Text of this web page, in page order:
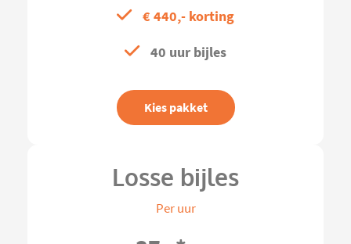
€ 440,- korting
40 uur bijles
Kies pakket
Losse bijles
Per uur